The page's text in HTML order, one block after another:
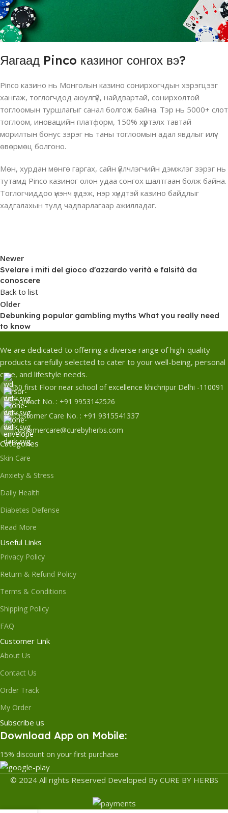
Яагаад Pinco казиног сонгох вэ?
Pinco казино нь Монголын казино сонирхогчдын хэрэгцээг
хангаж, тоглогчдод аюулгүй, найдвартай, сонирхолтой
тоглоомын туршлагыг санал болгож байна. Тэр нь 5000+ слот
тоглоом, иновацийн платформ, 150% хүртэлх тавтай
морилтын бонус зэрэг нь таны тоглоомын адал явдлыг илүү
өвөрмөц болгоно.
Мөн, хурдан мөнгө гаргах, сайн үйлчлэгчийн дэмжлэг зэрэг нь
тутамд Pinco казиног олон удаа сонгох шалтгаан болж байна.
Тоглогчиддоо үнэнч үлдэж, нэр хүндтэй казино байдлыг
хадгалахын тулд чадварлагаар ажилладаг.
Newer
Svelare i miti del gioco d'azzardo verità e falsità da
conoscere
Back to list
Older
Debunking popular gambling myths What you really need
to know
We are dedicated to offering a diverse range of high-quality
products carefully selected to cater to your well-being, personal
care, and lifestyle needs.
60 first Floor near school of excellence khichripur Delhi -110091
Contact No. : +91 9953142526
Customer Care No. : +91 9315541337
customercare@curebyherbs.com
Categories
Skin Care
Anxiety & Stress
Daily Health
Diabetes Defense
Read More
Useful Links
Privacy Policy
Return & Refund Policy
Terms & Conditions
Shipping Policy
FAQ
Customer Link
About Us
Contact Us
Order Track
My Order
Subscribe us
Download App on Mobile:
15% discount on your first purchase
© 2024 All rights Reserved Developed By CURE BY HERBS